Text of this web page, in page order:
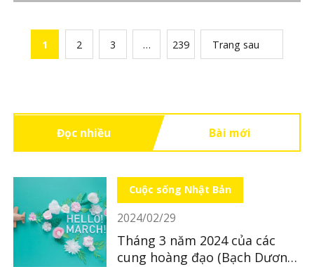
1 2 3 … 239 Trang sau
Đọc nhiều Bài mới
Cuộc sống Nhật Bản
2024/02/29
Tháng 3 năm 2024 của các
cung hoàng đạo (Bạch Dương